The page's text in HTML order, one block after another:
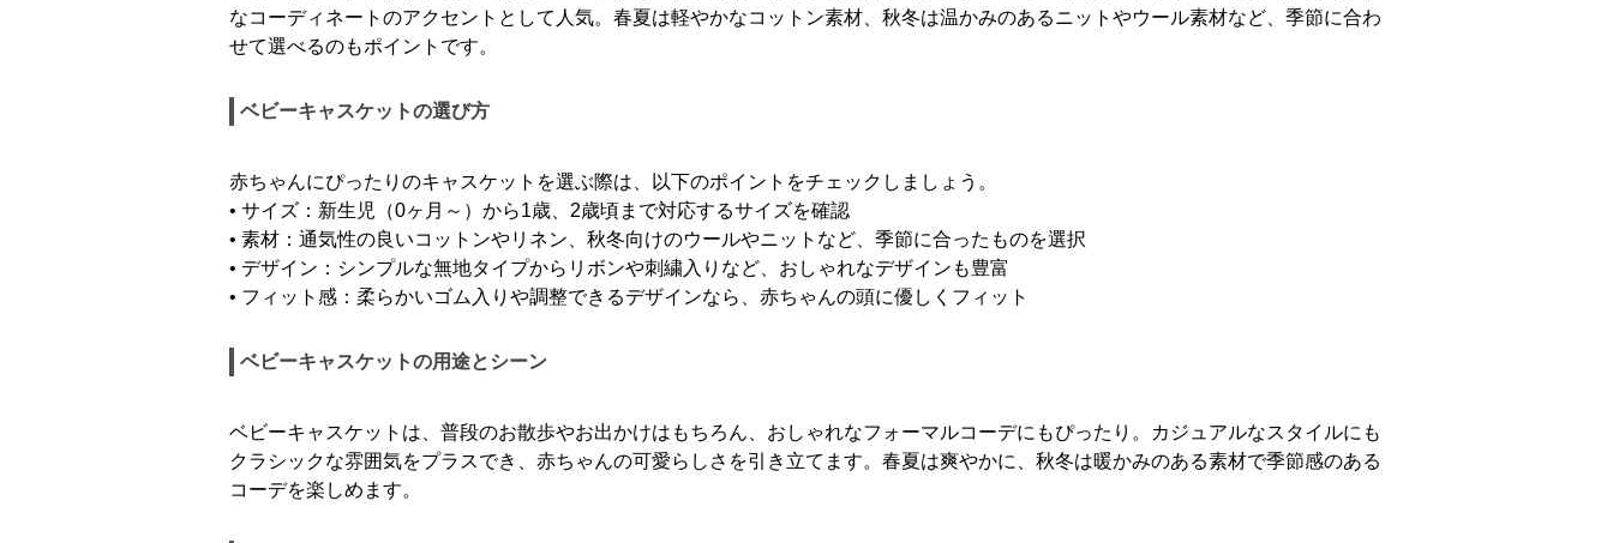
なコーディネートのアクセントとして人気。春夏は軽やかなコットン素材、秋冬は温かみのあるニットやウール素材など、季節に合わ
せて選べるのもポイントです。
ベビーキャスケットの選び方
赤ちゃんにぴったりのキャスケットを選ぶ際は、以下のポイントをチェックしましょう。
• サイズ：新生児（0ヶ月～）から1歳、2歳頃まで対応するサイズを確認
• 素材：通気性の良いコットンやリネン、秋冬向けのウールやニットなど、季節に合ったものを選択
• デザイン：シンプルな無地タイプからリボンや刺繍入りなど、おしゃれなデザインも豊富
• フィット感：柔らかいゴム入りや調整できるデザインなら、赤ちゃんの頭に優しくフィット
ベビーキャスケットの用途とシーン
ベビーキャスケットは、普段のお散歩やお出かけはもちろん、おしゃれなフォーマルコーデにもぴったり。カジュアルなスタイルにも
クラシックな雰囲気をプラスでき、赤ちゃんの可愛らしさを引き立てます。春夏は爽やかに、秋冬は暖かみのある素材で季節感のある
コーデを楽しめます。